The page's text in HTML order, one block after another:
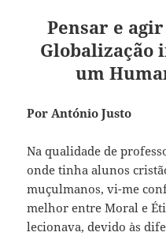
Pensar e
Globalização
um
Por António Justo
Na qualidade de
onde tinha alunos
muçulmanos, vi-me
melhor entre Moral e
lecionava, devido às